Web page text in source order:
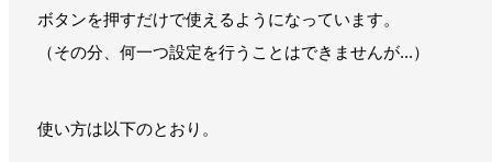
ボタンを押すだけで使えるようになっています。
（その分、何一つ設定を行うことはできませんが...）
使い方は以下のとおり。